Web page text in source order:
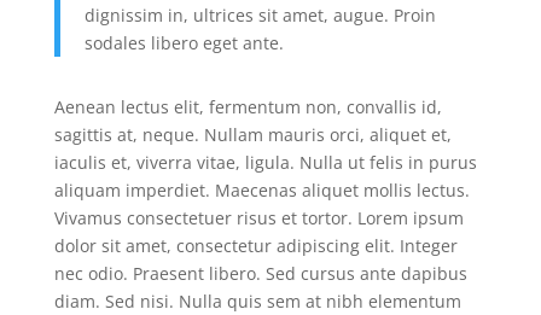
dignissim in, ultrices sit amet, augue. Proin
sodales libero eget ante.
Aenean lectus elit, fermentum non, convallis id,
sagittis at, neque. Nullam mauris orci, aliquet et,
iaculis et, viverra vitae, ligula. Nulla ut felis in purus
aliquam imperdiet. Maecenas aliquet mollis lectus.
Vivamus consectetuer risus et tortor. Lorem ipsum
dolor sit amet, consectetur adipiscing elit. Integer
nec odio. Praesent libero. Sed cursus ante dapibus
diam. Sed nisi. Nulla quis sem at nibh elementum